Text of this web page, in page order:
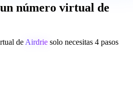
número virtual de
deAirdrie solo necesitas 4 pasos